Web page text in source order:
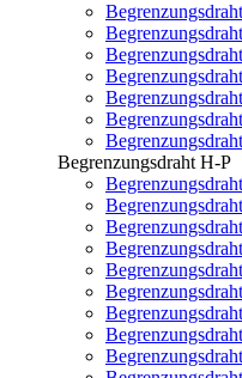
Begrenzungsdraht H-P